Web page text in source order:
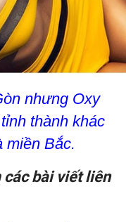
nhưng Oxy
thành khác
miền Bắc.
các bài viết liên